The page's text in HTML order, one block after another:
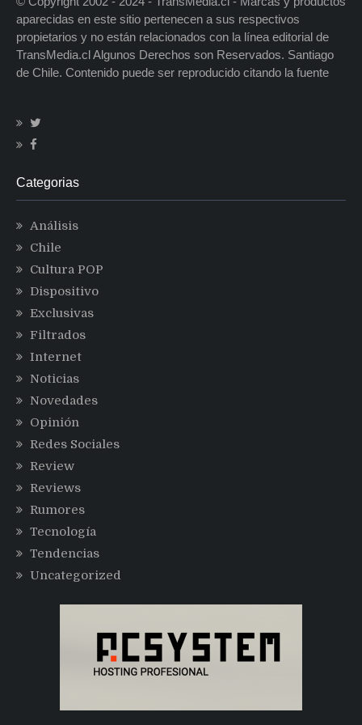
aparecidas en este sitio pertenecen a sus respectivos
propietarios y no están relacionados con la línea editorial de
TransMedia.cl Algunos Derechos son Reservados. Santiago
de Chile. Contenido puede ser reproducido citando la fuente
Categorias
Análisis
Chile
Cultura POP
Dispositivo
Exclusivas
Filtrados
Internet
Noticias
Novedades
Opinión
Redes Sociales
Review
Reviews
Rumores
Tecnología
Tendencias
Uncategorized